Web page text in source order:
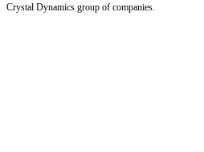
Crystal Dynamics group of companies.